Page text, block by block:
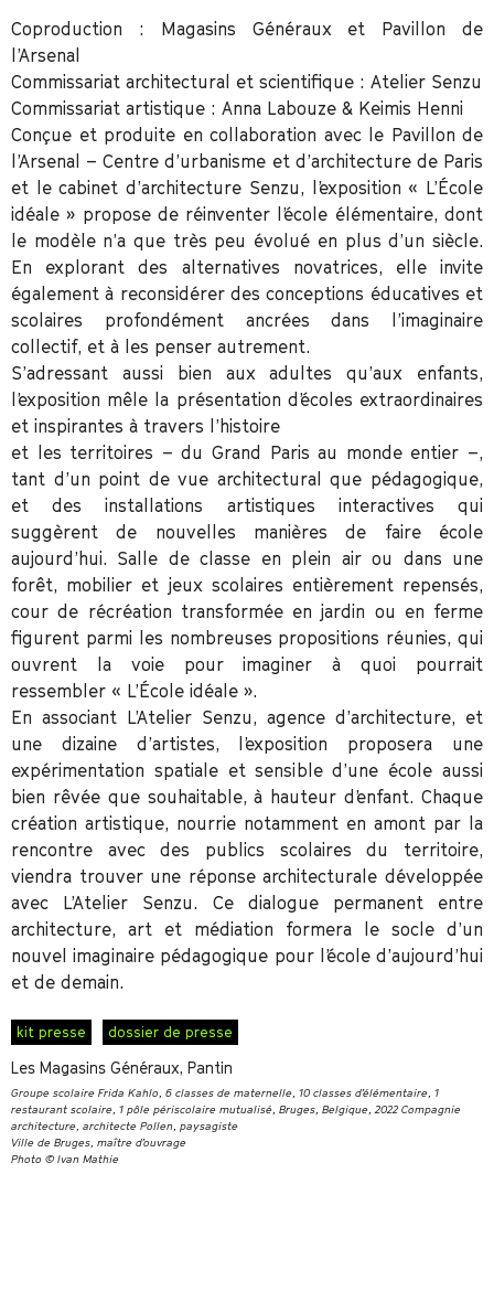
Coproduction : Magasins Généraux et Pavillon de
l’Arsenal
Commissariat architectural et scientifique : Atelier Senzu
Commissariat artistique : Anna Labouze & Keimis Henni
Conçue et produite en collaboration avec le Pavillon de
l’Arsenal – Centre d’urbanisme et d’architecture de Paris
et le cabinet d’architecture Senzu, l’exposition « L’École
idéale » propose de réinventer l’école élémentaire, dont
le modèle n’a que très peu évolué en plus d’un siècle.
En explorant des alternatives novatrices, elle invite
également à reconsidérer des conceptions éducatives et
scolaires profondément ancrées dans l’imaginaire
collectif, et à les penser autrement.
S’adressant aussi bien aux adultes qu’aux enfants,
l’exposition mêle la présentation d’écoles extraordinaires
et inspirantes à travers l’histoire
et les territoires – du Grand Paris au monde entier –,
tant d’un point de vue architectural que pédagogique,
et des installations artistiques interactives qui
suggèrent de nouvelles manières de faire école
aujourd’hui. Salle de classe en plein air ou dans une
forêt, mobilier et jeux scolaires entièrement repensés,
cour de récréation transformée en jardin ou en ferme
figurent parmi les nombreuses propositions réunies, qui
ouvrent la voie pour imaginer à quoi pourrait
ressembler « L’École idéale ».
En associant L’Atelier Senzu, agence d’architecture, et
une dizaine d’artistes, l’exposition proposera une
expérimentation spatiale et sensible d’une école aussi
bien rêvée que souhaitable, à hauteur d’enfant. Chaque
création artistique, nourrie notamment en amont par la
rencontre avec des publics scolaires du territoire,
viendra trouver une réponse architecturale développée
avec L’Atelier Senzu. Ce dialogue permanent entre
architecture, art et médiation formera le socle d’un
nouvel imaginaire pédagogique pour l’école d’aujourd’hui
et de demain.
kit presse dossier de presse
Les Magasins Généraux, Pantin
Groupe scolaire Frida Kahlo, 6 classes de maternelle, 10 classes d’élémentaire, 1
restaurant scolaire, 1 pôle périscolaire mutualisé, Bruges, Belgique, 2022 Compagnie
architecture, architecte Pollen, paysagiste
Ville de Bruges, maître d’ouvrage
Photo © Ivan Mathie